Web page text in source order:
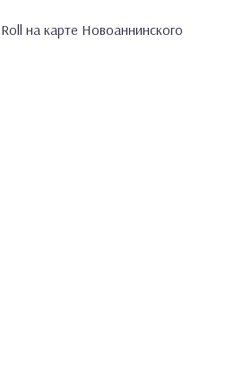
на карте Новоаннинского